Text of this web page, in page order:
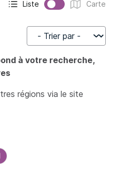
Affichage actif :
Liste
Affichage :
Carte
Trier par
à votre recherche,
régions via le site